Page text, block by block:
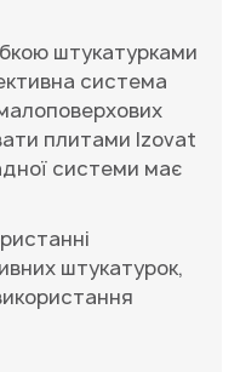
штукатурками
система
плитами Izovat
системи має
штукатурок,